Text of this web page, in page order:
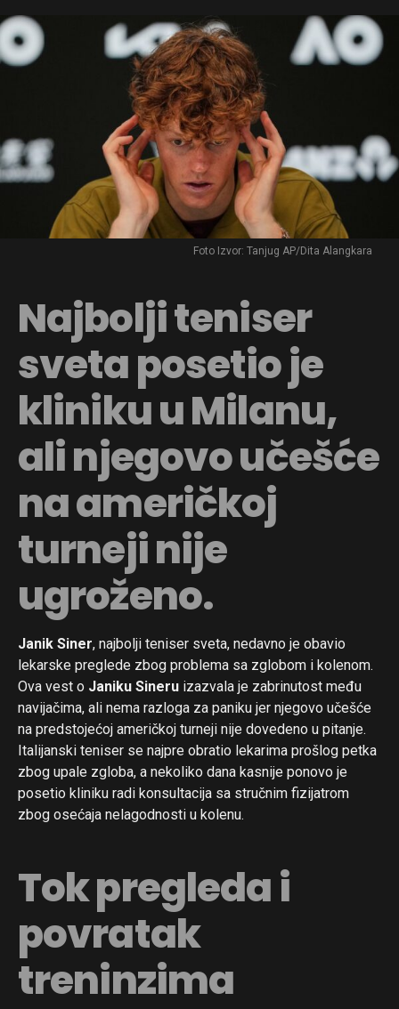
Foto Izvor: Tanjug AP/Dita Alangkara
Najbolji teniser
sveta posetio je
kliniku u Milanu,
ali njegovo učešće
na američkoj
turneji nije
ugroženo.
Janik Siner, najbolji teniser sveta, nedavno je obavio
lekarske preglede zbog problema sa zglobom i kolenom.
Ova vest o Janiku Sineru izazvala je zabrinutost među
navijačima, ali nema razloga za paniku jer njegovo učešće
na predstojećoj američkoj turneji nije dovedeno u pitanje.
Italijanski teniser se najpre obratio lekarima prošlog petka
zbog upale zgloba, a nekoliko dana kasnije ponovo je
posetio kliniku radi konsultacija sa stručnim fizijatrom
zbog osećaja nelagodnosti u kolenu.
Tok pregleda i
povratak
treninzima